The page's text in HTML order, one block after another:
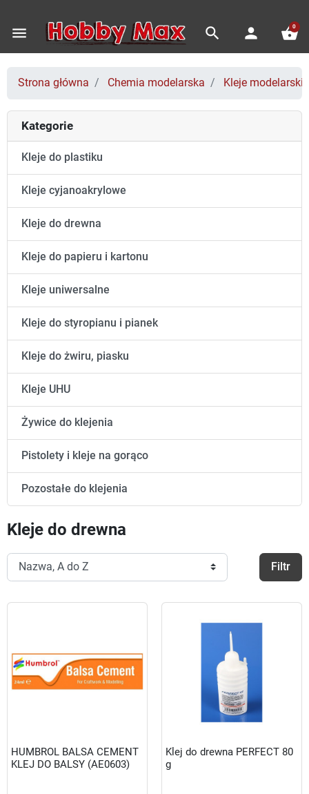
menu search person shopping_basket
0
Strona główna Chemia modelarska Kleje modelarskie
Kategorie
Kleje do plastiku
Kleje cyjanoakrylowe
Kleje do drewna
Kleje do papieru i kartonu
Kleje uniwersalne
Kleje do styropianu i pianek
Kleje do żwiru, piasku
Kleje UHU
Żywice do klejenia
Pistolety i kleje na gorąco
Pozostałe do klejenia
Kleje do drewna
Filtr
HUMBROL BALSA CEMENT
KLEJ DO BALSY (AE0603)
Klej do drewna PERFECT 80
g